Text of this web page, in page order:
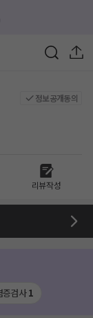
정보공개동의
리뷰작성
증검사1